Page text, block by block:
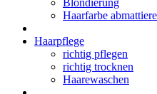
Blondierung
Haarfarbe
Haarpflege
richtig pflegen
richtig trocknen
Haarewaschen